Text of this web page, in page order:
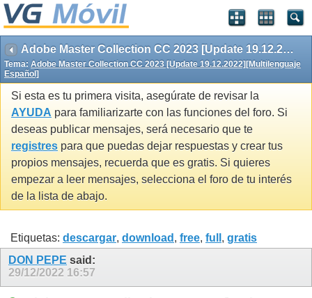
Adobe Master Collection CC 2023 [Update 19.12.2022][Multilenguaje Español]
Tema: Adobe Master Collection CC 2023 [Update 19.12.2022][Multilenguaje
Español]
Si esta es tu primera visita, asegúrate de revisar la
AYUDA para familiarizarte con las funciones del foro. Si
deseas publicar mensajes, será necesario que te
registres para que puedas dejar respuestas y crear tus
propios mensajes, recuerda que es gratis. Si quieres
empezar a leer mensajes, selecciona el foro de tu interés
de la lista de abajo.
Etiquetas: descargar, download , free, full , gratis
DON PEPE said:
29/12/2022 16:57